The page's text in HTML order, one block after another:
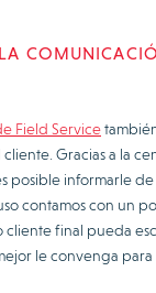
Field Service
Gracias a la
posible informarle
contamos con un
final pueda
le convenga para